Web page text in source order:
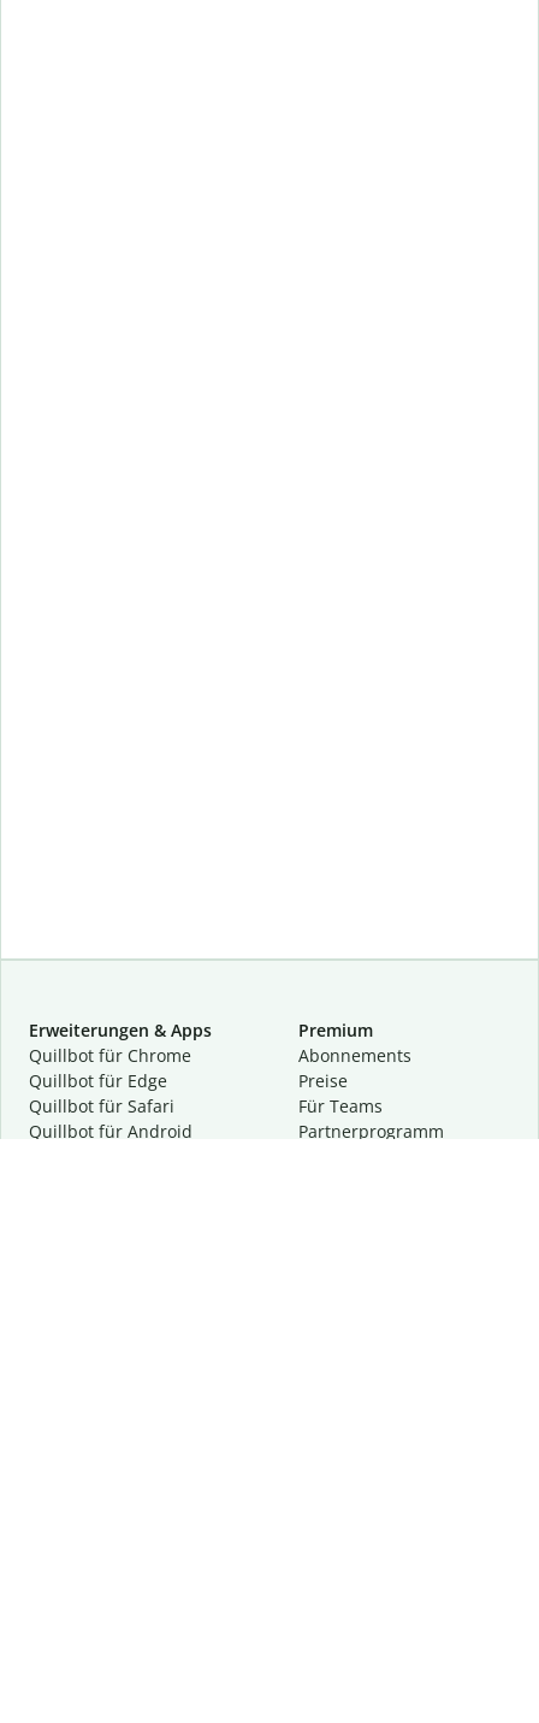
Erweiterungen & Apps
Quillbot für Chrome
Quillbot für Edge
Quillbot für Safari
Quillbot für Android
Premium
Abon­ne­ments
Preise
Für Teams
Partnerprogramm